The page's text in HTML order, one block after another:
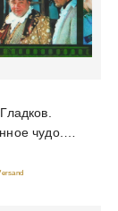
чудо.